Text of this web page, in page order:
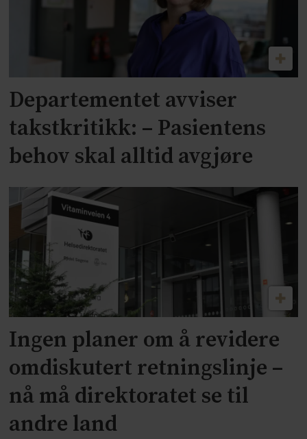
Departementet avviser
takstkritikk: – Pasientens
behov skal alltid avgjøre
Ingen planer om å revidere
omdiskutert retningslinje –
nå må direktoratet se til
andre land